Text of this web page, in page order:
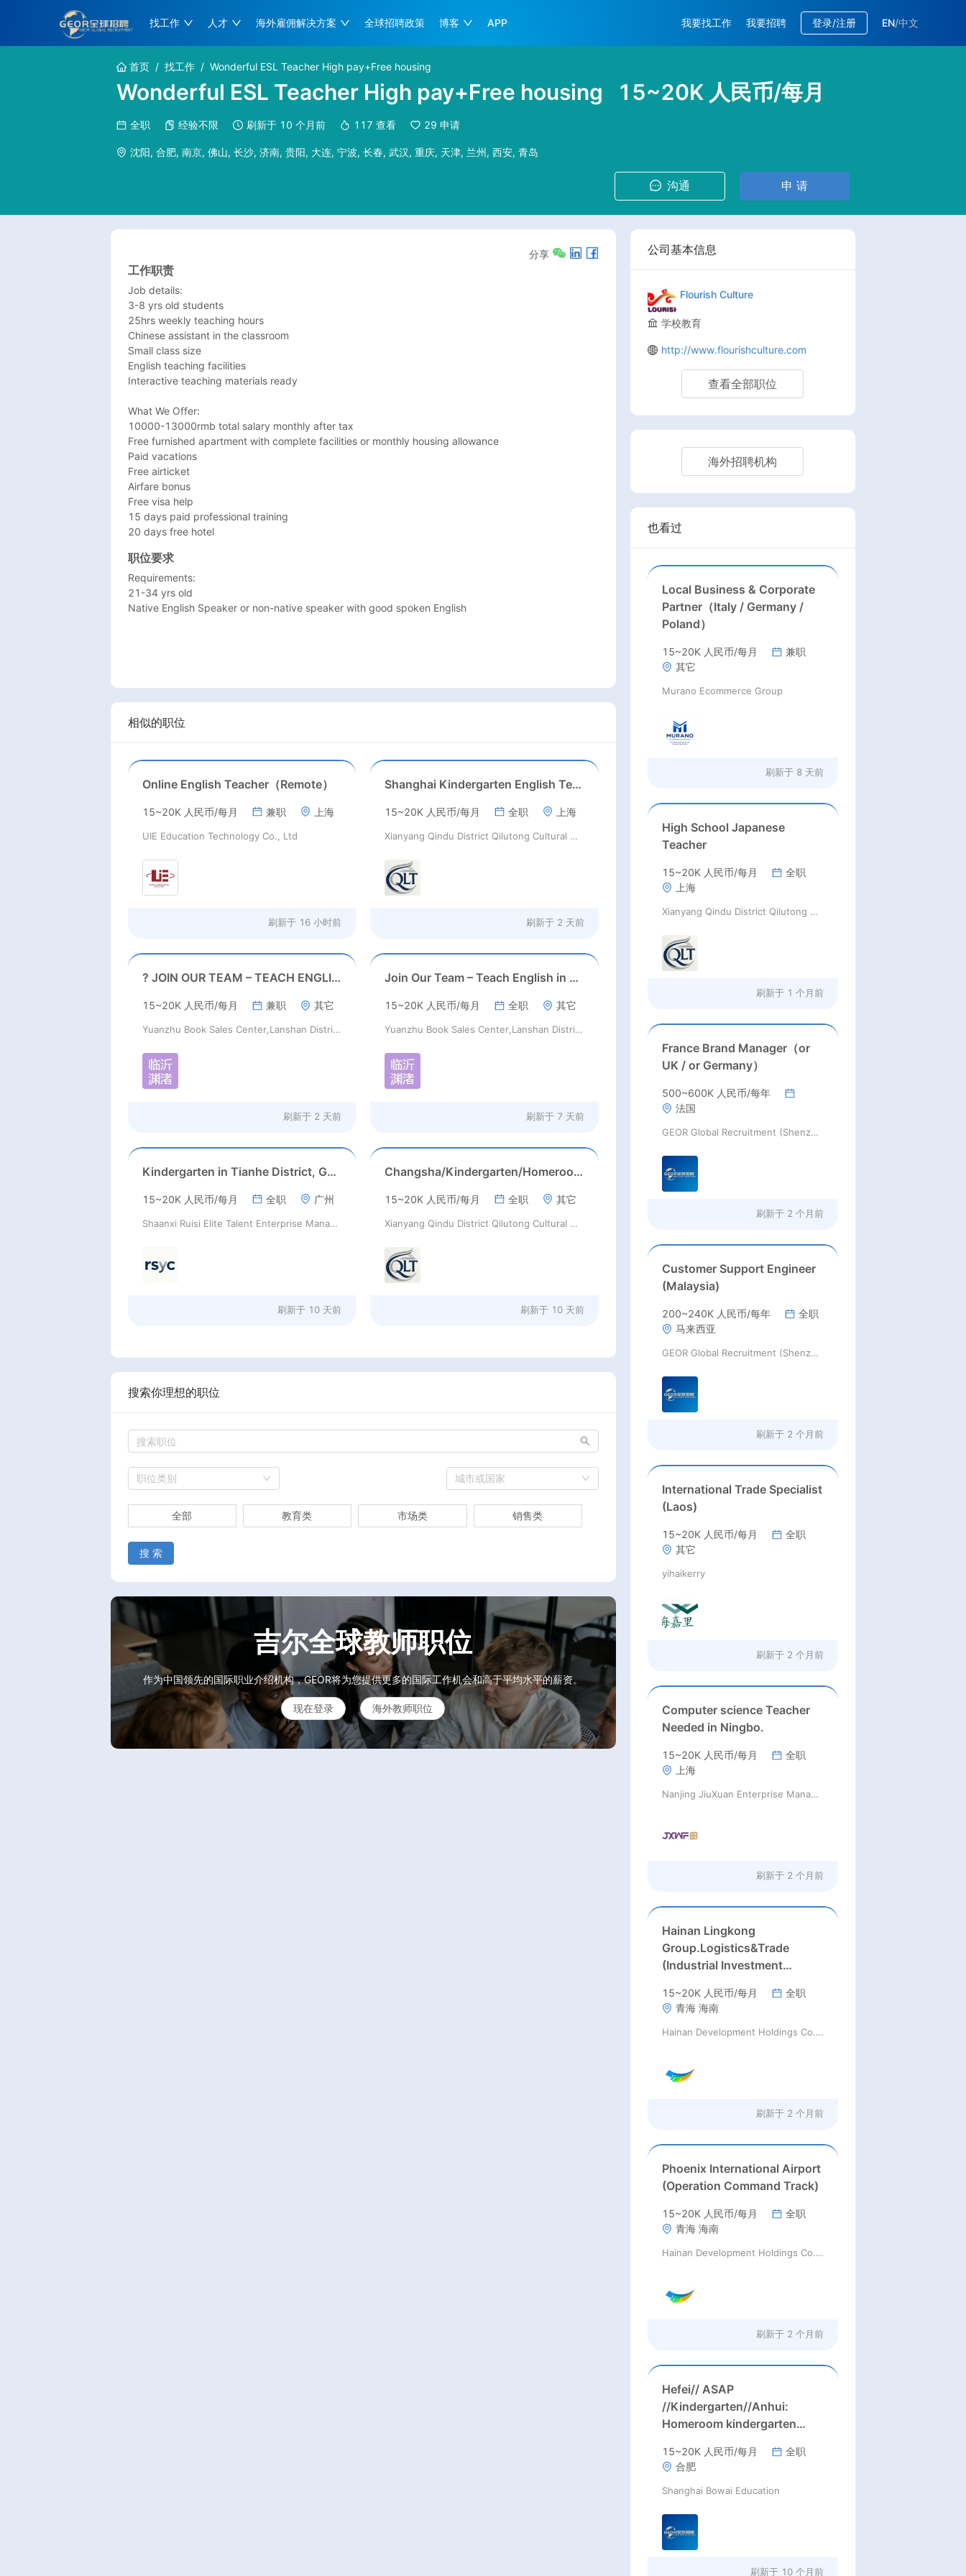
找工作 人才 海外雇佣解决方案 全球招聘政策 博客 APP 我要找工作 我要招聘 登录/注册 EN/中文
首页 / 找工作 / Wonderful ESL Teacher High pay+Free housing
Wonderful ESL Teacher High pay+Free housing 15~20K 人民币/每月
全职 经验不限 刷新于 10 个月前 117 查看 29 申请
沈阳, 合肥, 南京, 佛山, 长沙, 济南, 贵阳, 大连, 宁波, 长春, 武汉, 重庆, 天津, 兰州, 西安, 青岛
沟通 申 请
分享
工作职责
Job details:
3-8 yrs old students
25hrs weekly teaching hours
Chinese assistant in the classroom
Small class size
English teaching facilities
Interactive teaching materials ready
What We Offer:
10000-13000rmb total salary monthly after tax
Free furnished apartment with complete facilities or monthly housing allowance
Paid vacations
Free airticket
Airfare bonus
Free visa help
15 days paid professional training
20 days free hotel
职位要求
Requirements:
21-34 yrs old
Native English Speaker or non-native speaker with good spoken English
相似的职位
Online English Teacher（Remote）
15~20K 人民币/每月 兼职 上海
UIE Education Technology Co., Ltd
刷新于 16 小时前
Shanghai Kindergarten English Teacher
15~20K 人民币/每月 全职 上海
Xianyang Qindu District Qilutong Cultural Management Consulting Studio
刷新于 2 天前
? JOIN OUR TEAM – TEACH ENGLISH
15~20K 人民币/每月 兼职 其它
Yuanzhu Book Sales Center,Lanshan District,Linyi City
刷新于 2 天前
Join Our Team – Teach English in China Like Never Before!
15~20K 人民币/每月 全职 其它
Yuanzhu Book Sales Center,Lanshan District,Linyi City
刷新于 7 天前
Kindergarten in Tianhe District, Guangzhou
15~20K 人民币/每月 全职 广州
Shaanxi Ruisi Elite Talent Enterprise Management Consulting Co., Ltd.
刷新于 10 天前
Changsha/Kindergarten/Homeroom Teacher
15~20K 人民币/每月 全职 其它
Xianyang Qindu District Qilutong Cultural Management Consulting Studio
刷新于 10 天前
搜索你理想的职位
职位类别 城市或国家
全部 教育类 市场类 销售类
搜 索
吉尔全球教师职位
作为中国领先的国际职业介绍机构，GEOR将为您提供更多的国际工作机会和高于平均水平的薪资。
现在登录 海外教师职位
公司基本信息
Flourish Culture
学校教育
http://www.flourishculture.com
查看全部职位
海外招聘机构
也看过
Local Business & Corporate
Partner（Italy / Germany /
Poland）
15~20K 人民币/每月
兼职
其它
Murano Ecommerce Group
刷新于 8 天前
High School Japanese
Teacher
15~20K 人民币/每月
全职
上海
Xianyang Qindu District Qilutong Cultural Management Consulting Studio
刷新于 1 个月前
France Brand Manager（or
UK / or Germany）
500~600K 人民币/每年
法国
GEOR Global Recruitment (Shenzhen) Ltd.
刷新于 2 个月前
Customer Support Engineer
(Malaysia)
200~240K 人民币/每年
全职
马来西亚
GEOR Global Recruitment (Shenzhen) Ltd.
刷新于 2 个月前
International Trade Specialist
(Laos)
15~20K 人民币/每月
全职
其它
yihaikerry
刷新于 2 个月前
Computer science Teacher
Needed in Ningbo.
15~20K 人民币/每月
全职
上海
Nanjing JiuXuan Enterprise Management Consulting Co., Ltd.
刷新于 2 个月前
Hainan Lingkong
Group.Logistics&Trade
(Industrial Investment
15~20K 人民币/每月
全职
青海 海南
Hainan Development Holdings Co.,Ltd
刷新于 2 个月前
Phoenix International Airport
(Operation Command Track)
15~20K 人民币/每月
全职
青海 海南
Hainan Development Holdings Co.,Ltd
刷新于 2 个月前
Hefei// ASAP
//Kindergarten//Anhui:
Homeroom kindergarten
RMB/m before tax or more,
housing) Homeroom
Kindergarten Teachers
Anhui province; China
15~20K 人民币/每月
全职
合肥
Shanghai Bowai Education
刷新于 10 个月前